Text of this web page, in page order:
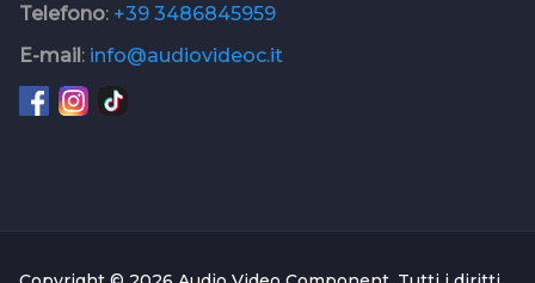
Telefono: +39 3486845959
E-mail: info@audiovideoc.it